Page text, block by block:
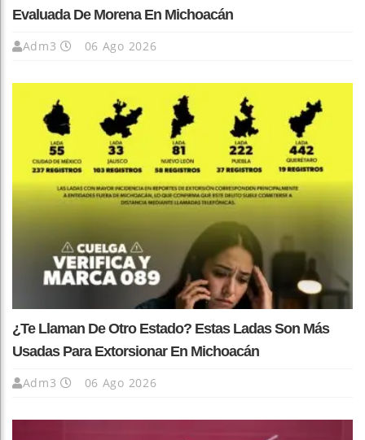
Evaluada De Morena En Michoacán
Adm3 06 Ago 2026
¿Te Llaman De Otro Estado? Estas Ladas Son Más
Usadas Para Extorsionar En Michoacán
Adm3 06 Ago 2026